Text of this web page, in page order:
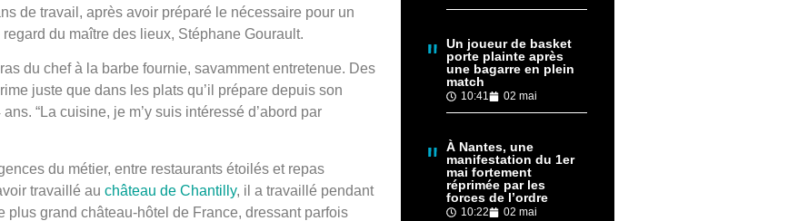
de travail, après avoir préparé le nécessaire pour un
du maître des lieux, Stéphane Gourault.
du chef à la barbe fournie, savamment entretenue. Des
juste que dans les plats qu’il prépare depuis son
“La cuisine, je m’y suis intéressé d’abord par
du métier, entre restaurants étoilés et repas
travaillé au château de Chantilly, il a travaillé pendant
plus grand château-hôtel de France, dressant parfois
Un joueur de basket
porte plainte après
une bagarre en plein
match
10:41 02 mai
À Nantes, une
manifestation du 1er
mai fortement
réprimée par les
forces de l’ordre
10:22 02 mai